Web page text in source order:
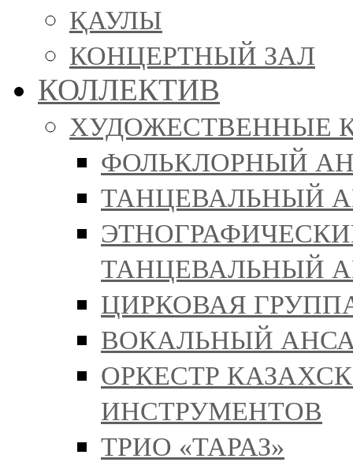
ҚАУЛЫ
КОНЦЕРТНЫЙ ЗАЛ
КОЛЛЕКТИВ
ХУДОЖЕСТВЕННЫЕ
ФОЛЬКЛОРНЫЙ
ТАНЦЕВАЛЬНЫЙ
ТАНЦЕВАЛЬНЫЙ
ЦИРКОВАЯ
ВОКАЛЬНЫЙ
ОРКЕСТР
ИНСТРУМЕНТОВ
ТРИО «ТАРАЗ»